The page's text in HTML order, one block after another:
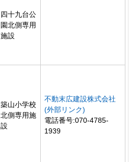
四十九台公
園北側専用
施設
築山小学校
北側専用施
設
不動末広建設株式会社
(外部リンク)
電話番号:070-4785-
1939